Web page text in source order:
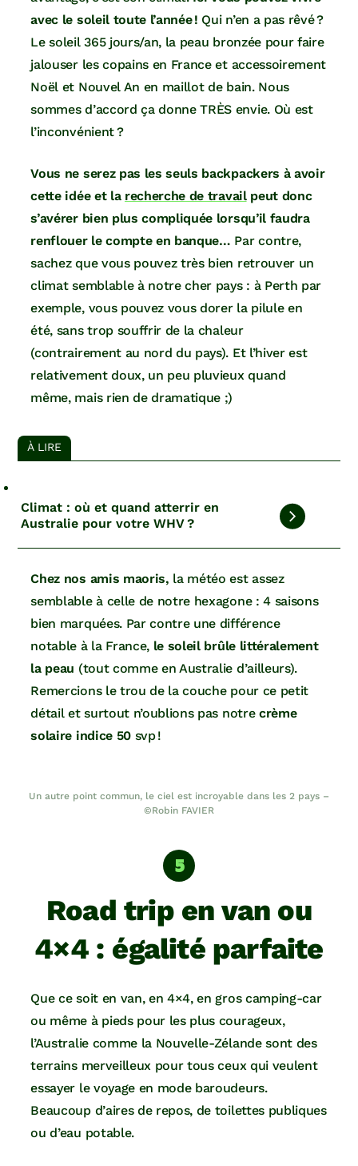
avec le soleil toute l’année ! Qui n’en a pas rêvé ?
Le soleil 365 jours/an, la peau bronzée pour faire
jalouser les copains en France et accessoirement
Noël et Nouvel An en maillot de bain. Nous
sommes d’accord ça donne TRÈS envie. Où est
l’inconvénient ?
Vous ne serez pas les seuls backpackers à avoir
cette idée et la recherche de travailpeut donc
s’avérer bien plus compliquée lorsqu’il faudra
renflouer le compte en banque… Par contre,
sachez que vous pouvez très bien retrouver un
climat semblable à notre cher pays : à Perth par
exemple, vous pouvez vous dorer la pilule en
été, sans trop souffrir de la chaleur
(contrairement au nord du pays). Et l’hiver est
relativement doux, un peu pluvieux quand
même, mais rien de dramatique ;)
À LIRE
Climat : où et quand atterrir en
Australie pour votre WHV ?
Chez nos amis maoris, la météo est assez
semblable à celle de notre hexagone : 4 saisons
bien marquées. Par contre une différence
notable à la France, le soleil brûle littéralement
la peau (tout comme en Australie d’ailleurs).
Remercions le trou de la couche pour ce petit
détail et surtout n’oublions pas notre crème
solaire indice 50svp !
Un autre point commun, le ciel est incroyable dans les 2 pays –
©Robin FAVIER
Road trip en van ou
4×4 : égalité parfaite
Que ce soit en van, en 4×4, en gros camping-car
ou même à pieds pour les plus courageux,
l’Australie comme la Nouvelle-Zélande sont des
terrains merveilleux pour tous ceux qui veulent
essayer le voyage en mode baroudeurs.
Beaucoup d’aires de repos, de toilettes publiques
ou d’eau potable.